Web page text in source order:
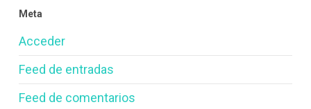
Meta
Acceder
Feed de entradas
Feed de comentarios